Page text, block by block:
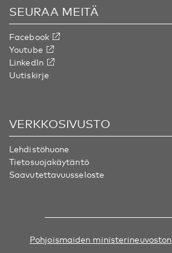
SEURAA MEITÄ
Facebook
Youtube
LinkedIn
Uutiskirje
VERKKOSIVUSTO
Lehdistöhuone
Tietosuojakäytäntö
Saavutettavuusseloste
Pohjoismaiden ministerineuvoston